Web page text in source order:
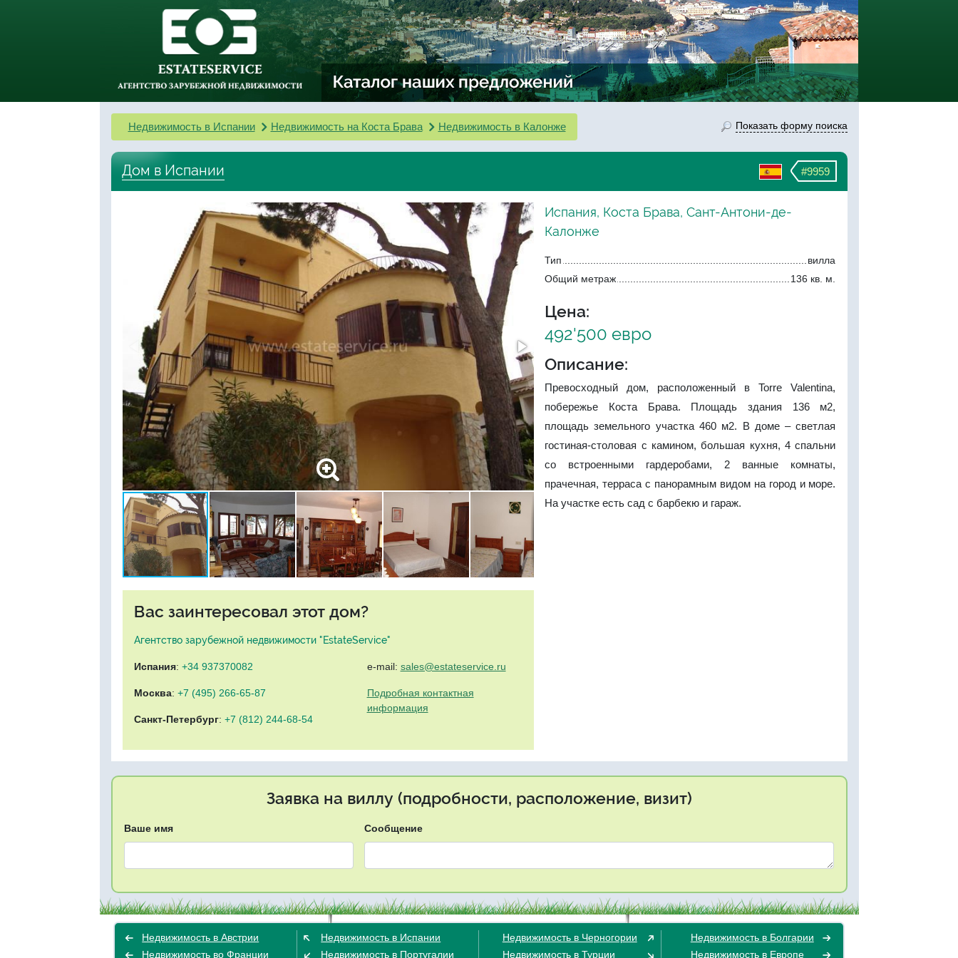
Недвижимость в Испании Недвижимость на Коста Брава Недвижимость в Калонже Показать форму поиска
#9959
Дом в Испании
Вас заинтересовал этот дом?
Агентство зарубежной недвижимости "EstateService"
Испания: +34 937370082
Москва: +7 (495) 266-65-87
Санкт-Петербург: +7 (812) 244-68-54
e-mail: sales@estateservice.ru
Подробная контактная
информация
Испания, Коста Брава, Сант-Антони-де-
Калонже
Тип
вилла
Общий метраж
136 кв. м.
Цена:
492'500 евро
Описание:
Превосходный дом, расположенный в Torre Valentina,
побережье Коста Брава. Площадь здания 136 м2,
площадь земельного участка 460 м2. В доме – светлая
гостиная-столовая с камином, большая кухня, 4 спальни
со встроенными гардеробами, 2 ванные комнаты,
прачечная, терраса с панорамным видом на город и море.
На участке есть сад с барбекю и гараж.
Заявка на виллу (подробности, расположение, визит)
Ваше имя Сообщение
Недвижимость в Австрии
Недвижимость во Франции
Недвижимость в Испании
Недвижимость в Португалии
Недвижимость в Черногории
Недвижимость в Турции
Недвижимость в Болгарии
Недвижимость в Европе